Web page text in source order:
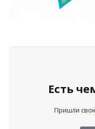
Есть
Пришли